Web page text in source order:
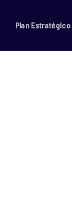
Plan Estratégico